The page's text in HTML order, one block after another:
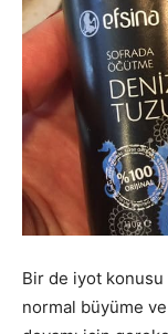
Bir de iyot
normal büyüme